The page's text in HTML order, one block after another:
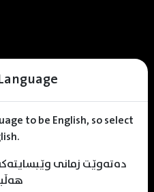
to be English, so select
دەتەوێت زمانی
Hamed